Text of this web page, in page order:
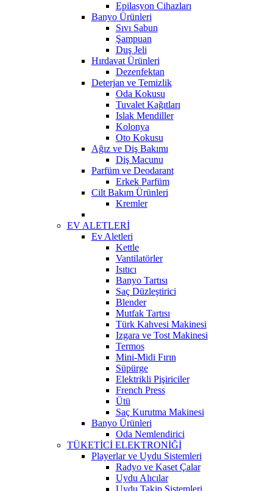
Epilasyon Cihazları
Banyo Ürünleri
Sıvı Sabun
Şampuan
Duş Jeli
Hırdavat Ürünleri
Dezenfektan
Deterjan ve Temizlik
Oda Kokusu
Tuvalet Kağıtları
Islak Mendiller
Kolonya
Oto Kokusu
Ağız ve Diş Bakımı
Diş Macunu
Parfüm ve Deodarant
Erkek Parfüm
Cilt Bakım Ürünleri
Kremler
EV ALETLERİ
Ev Aletleri
Kettle
Vantilatörler
Isıtıcı
Banyo Tartısı
Saç Düzleştirici
Blender
Mutfak Tartısı
Türk Kahvesi Makinesi
Izgara ve Tost Makinesi
Termos
Mini-Midi Fırın
Süpürge
Elektrikli Pişiriciler
French Press
Ütü
Saç Kurutma Makinesi
Banyo Ürünleri
Oda Nemlendirici
TÜKETİCİ ELEKTRONİĞİ
Playerlar ve Uydu Sistemleri
Radyo ve Kaset Çalar
Uydu Alıcılar
Uydu Takip Sistemleri